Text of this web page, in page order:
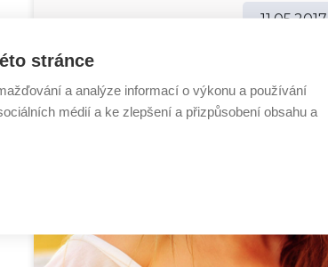
11.05.2017
stránce
a analýze informací o výkonu a používání
médií a ke zlepšení a přizpůsobení obsahu a